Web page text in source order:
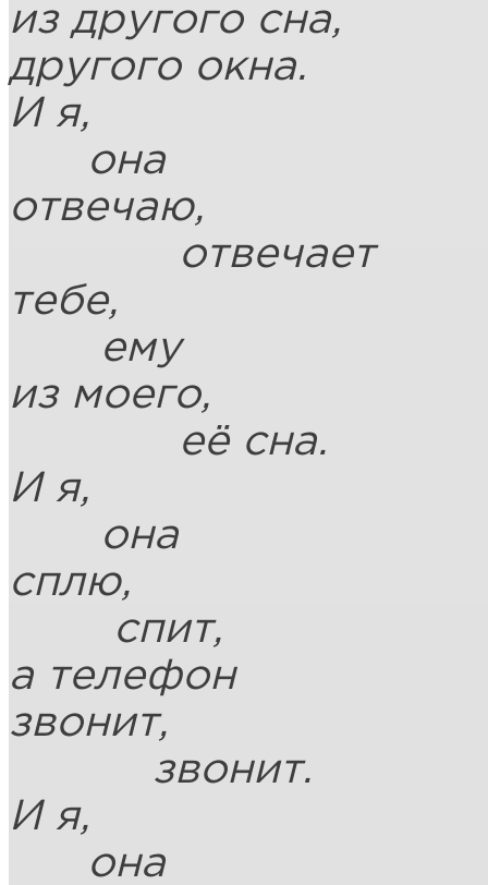
из другого сна,
другого окна.
И я,
она
отвечаю,
отвечает
тебе,
ему
из моего,
её сна.
И я,
она
сплю,
спит,
а телефон
звонит,
звонит.
И я,
она